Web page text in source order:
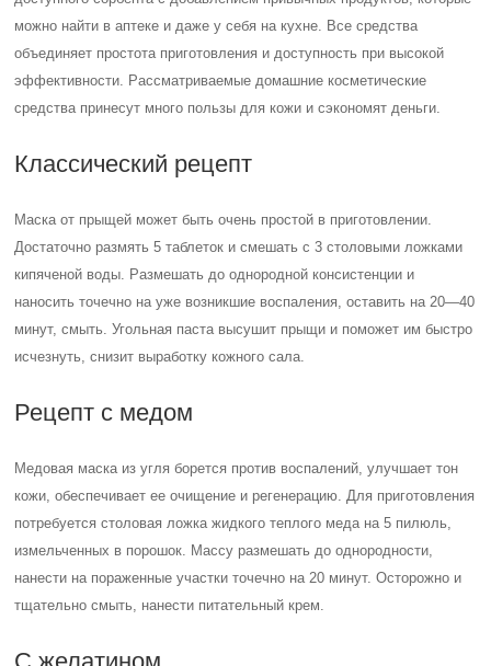
можно найти в аптеке и даже у себя на кухне. Все средства
объединяет простота приготовления и доступность при высокой
эффективности. Рассматриваемые домашние косметические
средства принесут много пользы для кожи и сэкономят деньги.
Классический рецепт
Маска от прыщей может быть очень простой в приготовлении.
Достаточно размять 5 таблеток и смешать с 3 столовыми ложками
кипяченой воды. Размешать до однородной консистенции и
наносить точечно на уже возникшие воспаления, оставить на 20—40
минут, смыть. Угольная паста высушит прыщи и поможет им быстро
исчезнуть, снизит выработку кожного сала.
Рецепт с медом
Медовая маска из угля борется против воспалений, улучшает тон
кожи, обеспечивает ее очищение и регенерацию. Для приготовления
потребуется столовая ложка жидкого теплого меда на 5 пилюль,
измельченных в порошок. Массу размешать до однородности,
нанести на пораженные участки точечно на 20 минут. Осторожно и
тщательно смыть, нанести питательный крем.